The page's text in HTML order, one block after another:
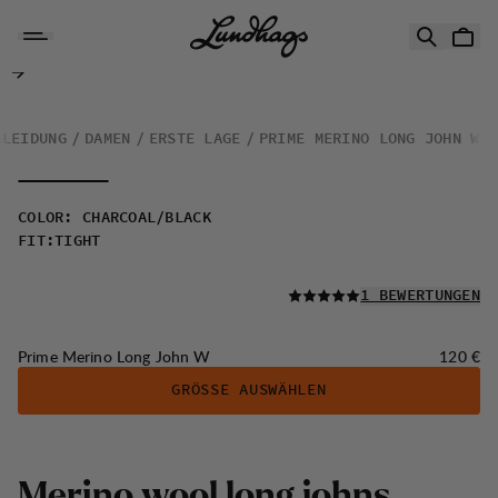
Prime Merino Long John W
DAMEN ERSTE LAGE PRIME MERINO LONG JOHN W
COLOR : CHARCOAL/BLACK
FIT:TIGHT
LESEN SIE ALLE
1 BEWERTUNGEN
Prime Merino Long John W Preis:
120 €
GRÖSSE AUSWÄHLEN